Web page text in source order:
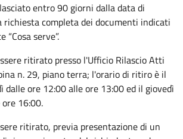
entro 90 giorni dalla data di
richiesta completa dei documenti indicati
“Cosa serve”.
ritirato presso l'Ufficio Rilascio Atti
n. 29, piano terra; l'orario di ritiro è il
dalle ore 12:00 alle ore 13:00 ed il giovedì
16:00.
ritirato, previa presentazione di un